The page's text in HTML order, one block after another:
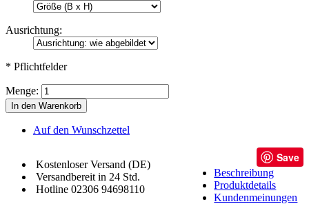
Ausrichtung:
* Pflichtfelder
Menge:
In den Warenkorb
Auf den Wunschzettel
Kostenloser Versand (DE)
Versandbereit in 24 Std.
Hotline 02306 94698110
Save
Beschreibung
Produktdetails
Kundenmeinungen